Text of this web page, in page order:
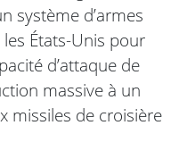
système d’armes
États-Unis pour
d’attaque de
massive à un
missiles de croisière